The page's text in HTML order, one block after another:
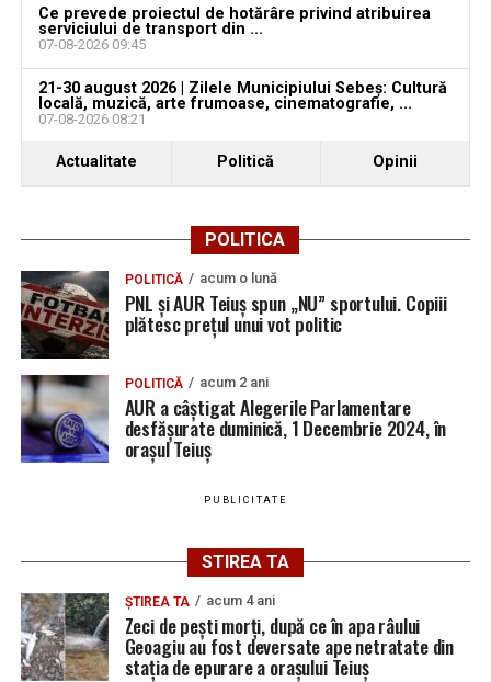
vacante
Locuri de muncă în Galda de Jos, disponibile la 4
august 2026. AJOFM Alba a publicat lista posturilor
vacante
Locuri de muncă în Teiuș, disponibile la 4 august
2026. AJOFM Alba a publicat lista posturilor
vacante
Bărbat de 30 de ani din Galda de Jos, reținut după
ce și-ar fi agresat și violat partenera
Ce prevede proiectul de hotărâre privind atribuirea
serviciului de transport din ...
07-08-2026 09:45
21-30 august 2026 | Zilele Municipiului Sebeș: Cultură
locală, muzică, arte frumoase, cinematografie, ...
07-08-2026 08:21
Actualitate Politică Opinii
POLITICA
POLITICĂ acum o lună
PNL și AUR Teiuș spun „NU” sportului. Copiii
plătesc prețul unui vot politic
POLITICĂ acum 2 ani
AUR a câștigat Alegerile Parlamentare
desfășurate duminică, 1 Decembrie 2024, în
orașul Teiuș
PUBLICITATE
STIREA TA
ȘTIREA TA acum 4 ani
Zeci de pești morți, după ce în apa râului
Geoagiu au fost deversate ape netratate din
stația de epurare a orașului Teiuș